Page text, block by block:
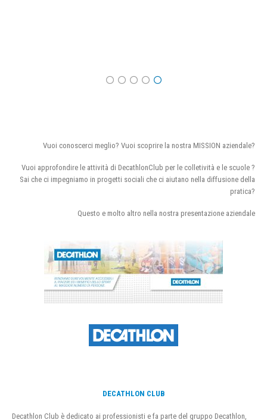
Vuoi conoscerci meglio? Vuoi scoprire la nostra MISSION aziendale?
Vuoi approfondire le attività di DecathlonClub per le colletività e le scuole ?
Sai che ci impegniamo in progetti sociali che ci aiutano nella diffusione della
pratica?
Questo e molto altro nella nostra presentazione aziendale
DECATHLON CLUB
Decathlon Club è dedicato ai professionisti e fa parte del gruppo Decathlon,